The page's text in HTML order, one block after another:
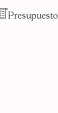
Presupuesto